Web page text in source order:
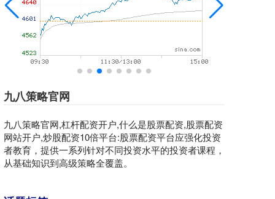
九八策略官网
九八策略官网,杠杆配资开户,什么是股票配资,股票配资
网站开户,炒股配资10倍平台:股票配资平台应强化投资
者教育，提供一系列针对不同投资水平的投资者课程，
从基础知识到高级策略全覆盖。